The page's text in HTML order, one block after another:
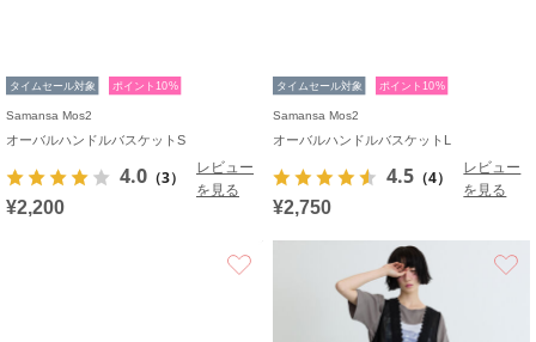
タイムセール対象 ポイント10%
Samansa Mos2
オーバルハンドルバスケットS
4.0 （3）
レビュー
を見る
¥2,200
タイムセール対象 ポイント10%
Samansa Mos2
オーバルハンドルバスケットL
4.5 （4）
レビュー
を見る
¥2,750